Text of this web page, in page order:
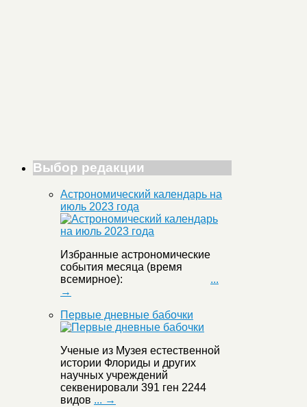
Выбор редакции
Астрономический календарь на
июль 2023 года
Избранные астрономические
события месяца (время
всемирное): ...
→
Первые дневные бабочки
Ученые из Музея естественной
истории Флориды и других
научных учреждений
секвенировали 391 ген 2244
видов ... →